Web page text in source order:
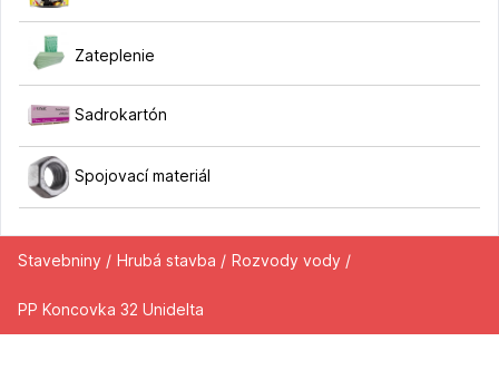
Zateplenie
Sadrokartón
Spojovací materiál
Stavebniny / Hrubá stavba / Rozvody vody /
PP Koncovka 32 Unidelta